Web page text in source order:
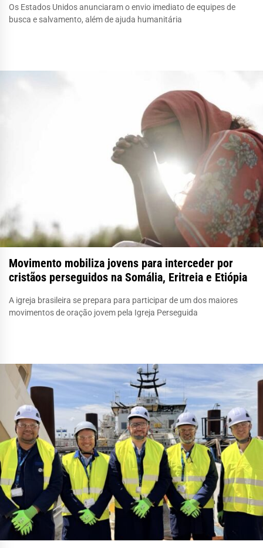
Os Estados Unidos anunciaram o envio imediato de equipes de
busca e salvamento, além de ajuda humanitária
Movimento mobiliza jovens para interceder por
cristãos perseguidos na Somália, Eritreia e Etiópia
A igreja brasileira se prepara para participar de um dos maiores
movimentos de oração jovem pela Igreja Perseguida